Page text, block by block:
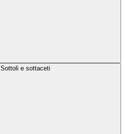
Sottoli e sottaceti